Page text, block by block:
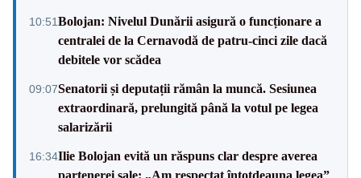
10:51Bolojan: Nivelul Dunării asigură o funcționare a
centralei de la Cernavodă de patru-cinci zile dacă
debitele vor scădea
09:07Senatorii și deputații rămân la muncă. Sesiunea
extraordinară, prelungită până la votul pe legea
salarizării
16:34Ilie Bolojan evită un răspuns clar despre averea
partenerei sale: „Am respectat întotdeauna legea”